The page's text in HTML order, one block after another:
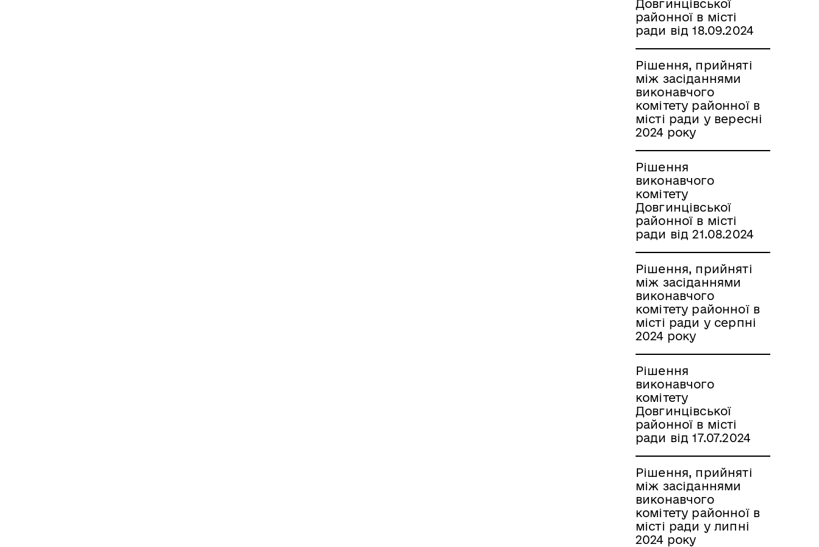
Довгинцівської
районної в місті
ради від 18.09.2024
Рішення, прийняті
між засіданнями
виконавчого
комітету районної в
місті ради у вересні
2024 року
Рішення
виконавчого
комітету
Довгинцівської
районної в місті
ради від 21.08.2024
Рішення, прийняті
між засіданнями
виконавчого
комітету районної в
місті ради у серпні
2024 року
Рішення
виконавчого
комітету
Довгинцівської
районної в місті
ради від 17.07.2024
Рішення, прийняті
між засіданнями
виконавчого
комітету районної в
місті ради у липні
2024 року